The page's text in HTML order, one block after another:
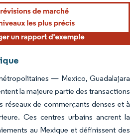
— Mexico, Guadalajara
la majeure partie des transactions
réseaux de commerçants denses et à
Ces centres urbains ancrent la
au Mexique et définissent des